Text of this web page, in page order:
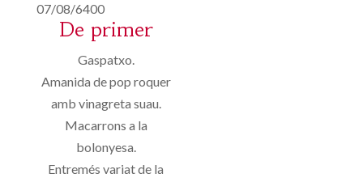
07/08/6400
De primer
Gaspatxo.
Amanida de pop roquer
amb vinagreta suau.
Macarrons a la
bolonyesa.
Entremés variat de la